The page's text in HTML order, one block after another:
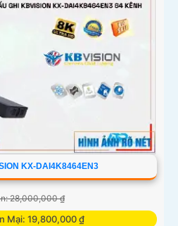
KX-DAI4K8464EN3
28,000,000 ₫
Mại: 19,800,000 ₫